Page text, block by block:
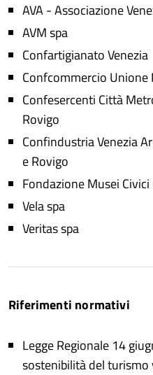
AVA - Associazione
AVM spa
Confartigianato Venezia
Confcommercio
Confesercenti Città
Rovigo
Confindustria Venezia
e Rovigo
Fondazione Musei Civici
Vela spa
Veritas spa
Riferimenti normativi
Legge Regionale 14
sostenibilità del turismo